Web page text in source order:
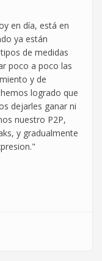
en día, está en
ya están
de medidas
poco a poco las
y de
logrado que
dejarles ganar ni
nuestro P2P,
y gradualmente